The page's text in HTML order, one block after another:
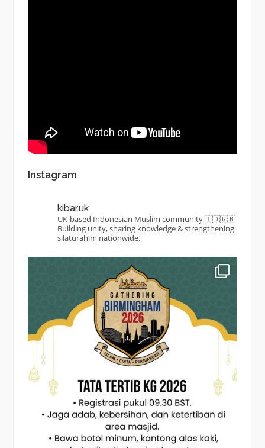
Instagram
kibar.uk
UK-based Indonesian Muslim community 🇮🇩🇬🇧
Building unity, sharing knowledge & strengthening
silaturahim nationwide.